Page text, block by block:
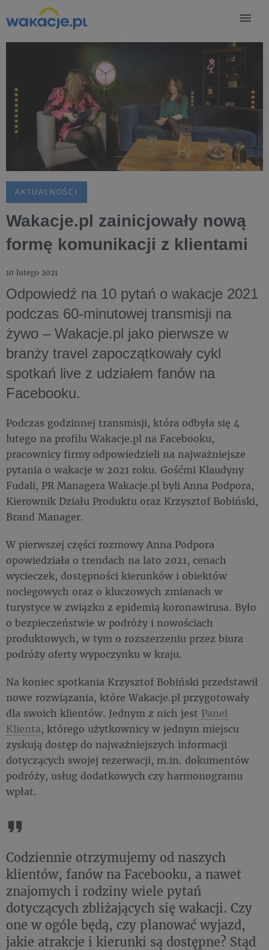
AKTUALNOŚCI
Wakacje.pl zainicjowały nową
formę komunikacji z klientami
10 lutego 2021
Odpowiedź na 10 pytań o wakacje 2021
podczas 60-minutowej transmisji na
żywo – Wakacje.pl jako pierwsze w
branży travel zapoczątkowały cykl
spotkań live z udziałem fanów na
Facebooku.
Podczas godzinnej transmisji, która odbyła się 4
lutego na profilu Wakacje.pl na Facebooku,
pracownicy firmy odpowiedzieli na najważniejsze
pytania o wakacje w 2021 roku. Gośćmi Klaudyny
Fudali, PR Managera Wakacje.pl byli Anna Podpora,
Kierownik Działu Produktu oraz Krzysztof Bobiński,
Brand Manager.
W pierwszej części rozmowy Anna Podpora
opowiedziała o trendach na lato 2021, cenach
wycieczek, dostępności kierunków i obiektów
noclegowych oraz o kluczowych zmianach w
turystyce w związku z epidemią koronawirusa. Było
o bezpieczeństwie w podróży i nowościach
produktowych, w tym o rozszerzeniu przez biura
podróży oferty wypoczynku w kraju.
Na koniec spotkania Krzysztof Bobiński przedstawił
nowe rozwiązania, które Wakacje.pl przygotowały
dla swoich klientów. Jednym z nich jest Panel
Klienta, którego użytkownicy w jednym miejscu
zyskują dostęp do najważniejszych informacji
dotyczących swojej rezerwacji, m.in. dokumentów
podróży, usług dodatkowych czy harmonogramu
wpłat.
Codziennie otrzymujemy od naszych
klientów, fanów na Facebooku, a nawet
znajomych i rodziny wiele pytań
dotyczących zbliżających się wakacji. Czy
one w ogóle będą, czy planować wyjazd,
jakie atrakcje i kierunki są dostępne? Stąd